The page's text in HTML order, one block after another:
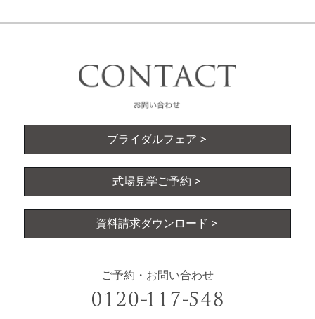
ブライダルフェア
式場見学ご予約
資料請求ダウンロード
ご予約・お問い合わせ